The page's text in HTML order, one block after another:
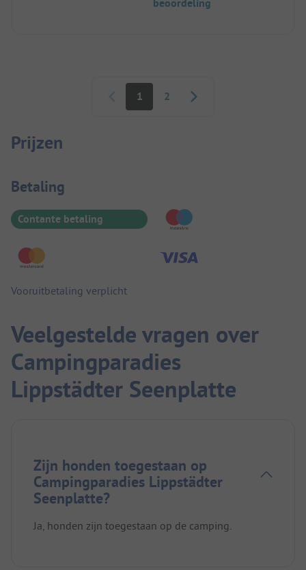
beoordeling
Paginering
1 2
Prijzen
Betaalinformatie
Betaling
Contante betaling
Vooruitbetaling verplicht
Veelgestelde vragen over
Campingparadies
Lippstädter Seenplatte
Zijn honden toegestaan op
Campingparadies Lippstädter
Seenplatte?
Ja, honden zijn toegestaan op de camping.